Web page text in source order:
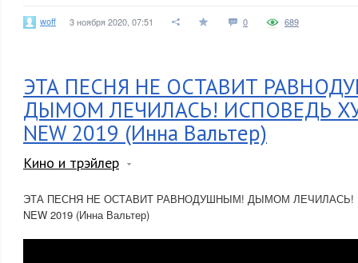
woff 3 ноября 2020, 07:51 0 689
ЭТА ПЕСНЯ НЕ ОСТАВИТ
ДЫМОМ ЛЕЧИЛАСЬ! ИСПОВЕДЬ
NEW 2019 (Инна Вальтер)
Кино и трэйлер
ЭТА ПЕСНЯ НЕ ОСТАВИТ РАВНОДУШНЫМ! ДЫМОМ ЛЕЧИЛАСЬ!
NEW 2019 (Инна Вальтер)